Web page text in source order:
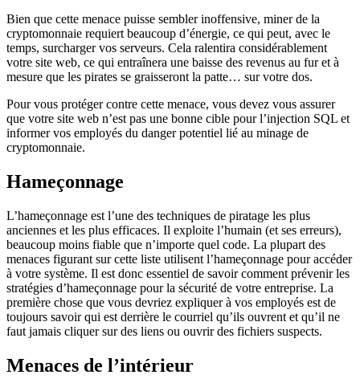
Bien que cette menace puisse sembler inoffensive, miner de la
cryptomonnaie requiert beaucoup d’énergie, ce qui peut, avec le
temps, surcharger vos serveurs. Cela ralentira considérablement
votre site web, ce qui entraînera une baisse des revenus au fur et à
mesure que les pirates se graisseront la patte… sur votre dos.
Pour vous protéger contre cette menace, vous devez vous assurer
que votre site web n’est pas une bonne cible pour l’injection SQL et
informer vos employés du danger potentiel lié au minage de
cryptomonnaie.
Hameçonnage
L’hameçonnage est l’une des techniques de piratage les plus
anciennes et les plus efficaces. Il exploite l’humain (et ses erreurs),
beaucoup moins fiable que n’importe quel code. La plupart des
menaces figurant sur cette liste utilisent l’hameçonnage pour accéder
à votre système. Il est donc essentiel de savoir comment prévenir les
stratégies d’hameçonnage pour la sécurité de votre entreprise. La
première chose que vous devriez expliquer à vos employés est de
toujours savoir qui est derrière le courriel qu’ils ouvrent et qu’il ne
faut jamais cliquer sur des liens ou ouvrir des fichiers suspects.
Menaces de l’intérieur